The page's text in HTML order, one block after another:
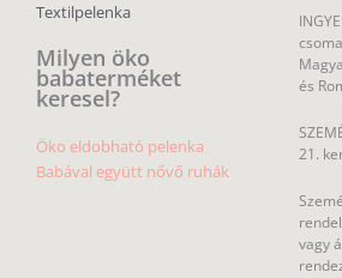
Textilpelenka
Milyen öko
babaterméket
keresel?
Öko eldobható pelenka
Babával együtt nővő ruhák
és
21.
vagy